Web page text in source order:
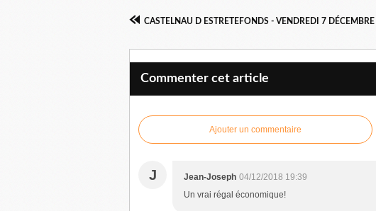
Commenter cet article
Ajouter un commentaire
J Jean-Joseph 04/12/2018 19:39
Un vrai régal économique!